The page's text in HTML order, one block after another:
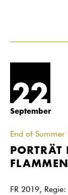
22
September
End of Summer
FLAMMEN
FR 2019,